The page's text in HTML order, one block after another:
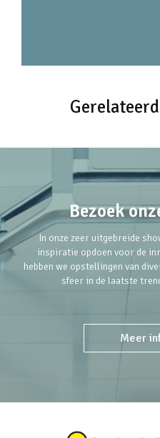
Bezoek
In onze zeer uitgebreide
inspiratie opdoen voor de
hebben we opstellingen van
sfeer in de laatste
Meer